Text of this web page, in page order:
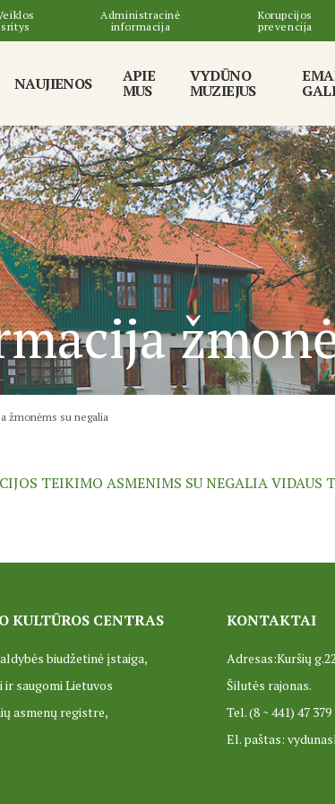
sritys
Administracinė
informacija
Korupcijos
prevencija
NAUJIENOS APIE
MUS
VYDŪNO
MUZIEJUS
žmonėms su negalia
TEIKIMO ASMENIMS SU NEGALIA VIDAUS
KULTŪROS CENTRAS
biudžetinė įstaiga,
ir saugomi Lietuvos
asmenų registre,
KONTAKTAI
Adresas:Kuršių
Šilutės rajonas.
Tel. (8 ~ 441) 47 379
El. paštas: